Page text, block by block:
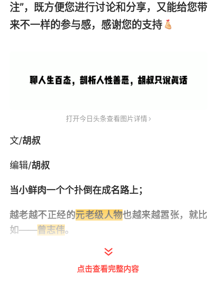
注”，既方便您进行讨论和分享，又能给您带
来不一样的参与感，感谢您的支持
打开今日头条查看图片详情
文/胡叔
编辑/胡叔
当小鲜肉一个个扑倒在成名路上；
越老越不正经的元老级人物也越来越嚣张，就比
如——曾志伟。
点击查看完整内容